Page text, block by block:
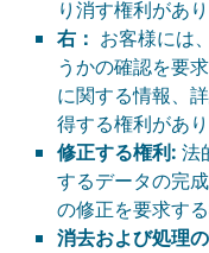
り消す権利があり
右： お客様には
うかの確認を要
に関する情報、
得する権利があり
修正する権利: 法
するデータの完
の修正を要求す
消去および処理